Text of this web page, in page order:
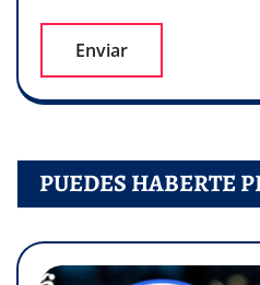
PUEDES HABERTE